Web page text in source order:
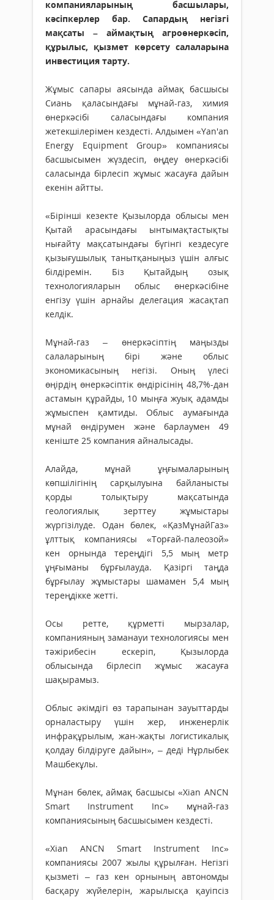
компанияларының басшылары,
кәсіпкерлер бар. Сапардың негізгі
мақсаты – аймақтың агроөнеркәсіп,
құрылыс, қызмет көрсету салаларына
инвестиция тарту.
Жұмыс сапары аясында аймақ басшысы
Сиань қаласындағы мұнай-газ, химия
өнеркәсібі саласындағы компания
жетекшілерімен кездесті. Алдымен «Yan'an
Energy Equipment Group» компаниясы
басшысымен жүздесіп, өңдеу өнеркәсібі
саласында бірлесіп жұмыс жасауға дайын
екенін айтты.
«Бірінші кезекте Қызылорда облысы мен
Қытай арасындағы ынтымақтастықты
нығайту мақсатындағы бүгінгі кездесуге
қызығушылық танытқаныңыз үшін алғыс
білдіремін. Біз Қытайдың озық
технологияларын облыс өнеркәсібіне
енгізу үшін арнайы делегация жасақтап
келдік.
Мұнай-газ – өнеркәсіптің маңызды
салаларының бірі және облыс
экономикасының негізі. Оның үлесі
өңірдің өнеркәсіптік өндірісінің 48,7%-дан
астамын құрайды, 10 мыңға жуық адамды
жұмыспен қамтиды. Облыс аумағында
мұнай өндірумен және барлаумен 49
кеніште 25 компания айналысады.
Алайда, мұнай ұңғымаларының
көпшілігінің сарқылуына байланысты
қорды толықтыру мақсатында
геологиялық зерттеу жұмыстары
жүргізілуде. Одан бөлек, «ҚазМұнайГаз»
ұлттық компаниясы «Торғай-палеозой»
кен орнында тереңдігі 5,5 мың метр
ұңғыманы бұрғылауда. Қазіргі таңда
бұрғылау жұмыстары шамамен 5,4 мың
тереңдікке жетті.
Осы ретте, құрметті мырзалар,
компанияның заманауи технологиясы мен
тәжірибесін ескеріп, Қызылорда
облысында бірлесіп жұмыс жасауға
шақырамыз.
Облыс әкімдігі өз тарапынан зауыттарды
орналастыру үшін жер, инженерлік
инфрақұрылым, жан-жақты логистикалық
қолдау білдіруге дайын», – деді Нұрлыбек
Машбекұлы.
Мұнан бөлек, аймақ басшысы «Xian ANCN
Smart Instrument Inc» мұнай-газ
компаниясының басшысымен кездесті.
«Xian ANCN Smart Instrument Inc»
компаниясы 2007 жылы құрылған. Негізгі
қызметі – газ кен орнының автономды
басқару жүйелерін, жарылысқа қауіпсіз